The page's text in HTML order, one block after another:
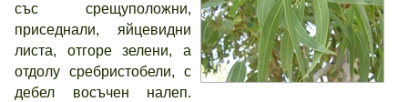
със срещуположни,
приседнали, яйцевидни
листа, отгоре зелени, а
отдолу сребристобели, с
дебел восъчен налеп.